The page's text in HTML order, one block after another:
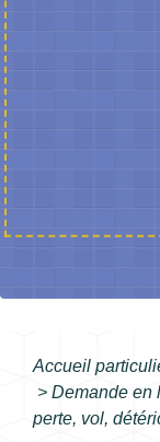
Accueil
> Demande en
perte, vol,